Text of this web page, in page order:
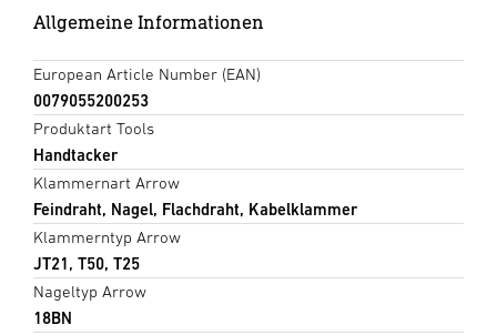
Allgemeine Informationen
European Article Number (EAN)
0079055200253
Produktart Tools
Handtacker
Klammernart Arrow
Feindraht, Nagel, Flachdraht, Kabelklammer
Klammerntyp Arrow
JT21, T50, T25
Nageltyp Arrow
18BN